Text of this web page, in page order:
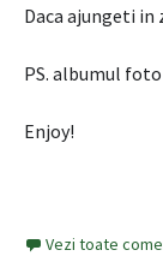
Daca ajungeti
PS. albumul
Enjoy!
Vezi toate